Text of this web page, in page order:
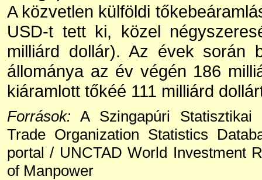
A közvetlen külföldi
USD-t tett ki, közel
milliárd dollár). Az évek során
állománya az év végén 186
kiáramlott tőkéé 111 milliárd
Források: A Szingapúri
Trade Organization Statistics
portal / UNCTAD World Investment
of Manpower